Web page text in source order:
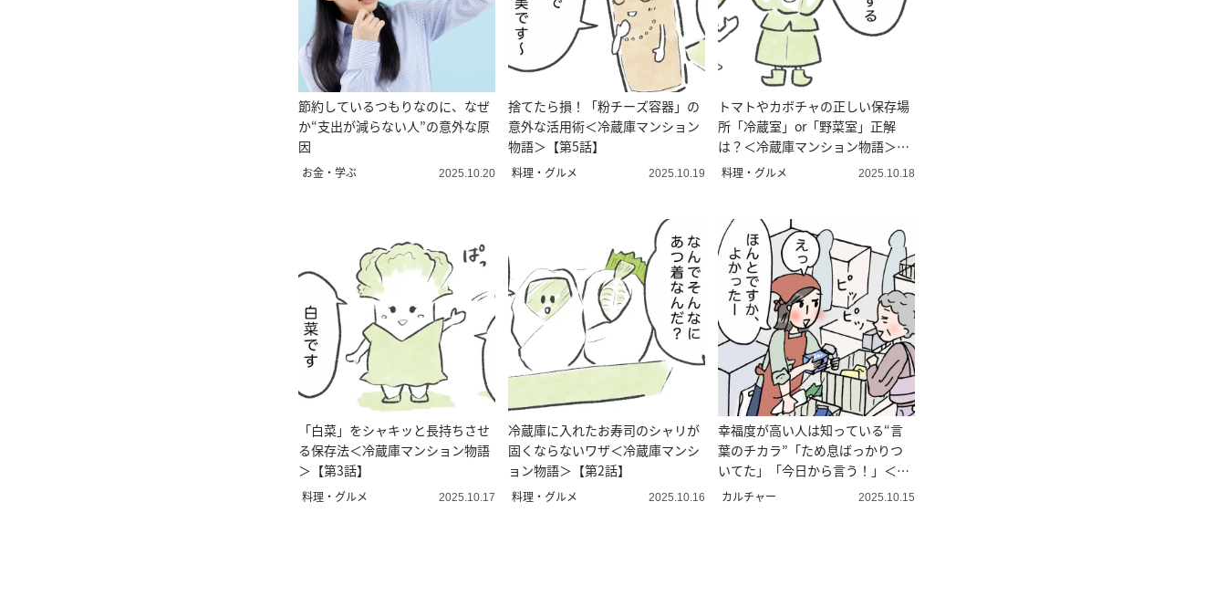
節約しているつもりなのに、なぜ
か“支出が減らない人”の意外な原
因
お金・学ぶ 2025.10.20
捨てたら損！「粉チーズ容器」の
意外な活用術＜冷蔵庫マンション
物語＞【第5話】
料理・グルメ 2025.10.19
トマトやカボチャの正しい保存場
所「冷蔵室」or「野菜室」正解
は？＜冷蔵庫マンション物語＞
【第4話】
料理・グルメ 2025.10.18
「白菜」をシャキッと長持ちさせ
る保存法＜冷蔵庫マンション物語
＞【第3話】
料理・グルメ 2025.10.17
冷蔵庫に入れたお寿司のシャリが
固くならないワザ＜冷蔵庫マンシ
ョン物語＞【第2話】
料理・グルメ 2025.10.16
幸福度が高い人は知っている“言
葉のチカラ”「ため息ばっかりつ
いてた」「今日から言う！」＜4
コマ漫画＞
カルチャー 2025.10.15